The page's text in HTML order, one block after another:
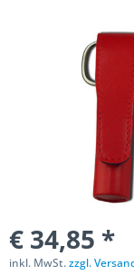
€ 34,85 *
inkl. MwSt.zzgl.